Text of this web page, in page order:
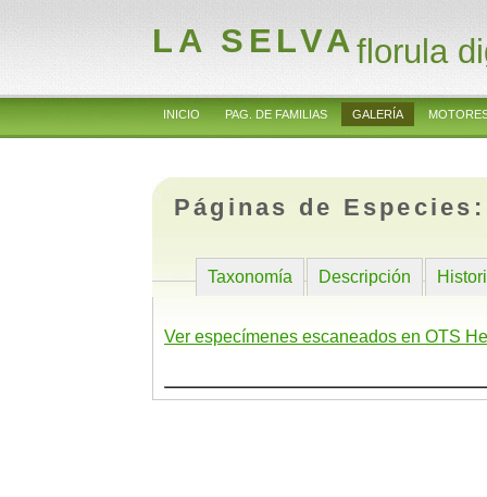
LA SELVAflorula
INICIO PAG. DE FAMILIAS GALERÍA
Páginas de
Taxonomía Descripción
Ver especímenes escaneados en OTS